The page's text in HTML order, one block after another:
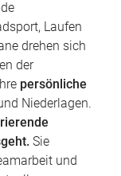
Laufen
drehen sich
der
persönliche
Niederlagen.
Sie
und